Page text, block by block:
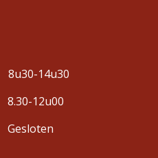
8u30-14u30
8.30-12u00
Gesloten